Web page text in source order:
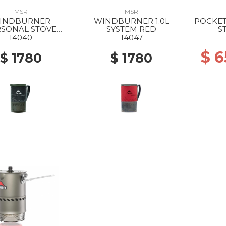
MSR
STOVE
1.0L BLACK
14040
$ 1780
MSR
WINDBURNER 1.0L
SYSTEM RED
14047
$ 1780 $